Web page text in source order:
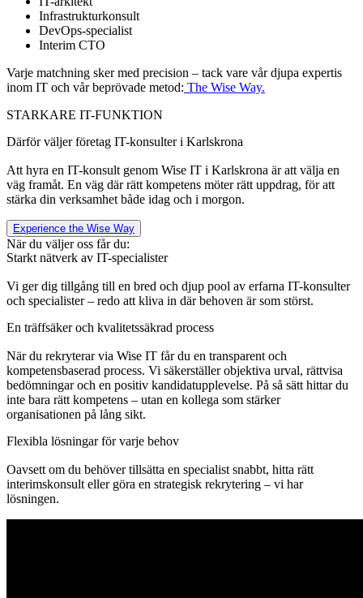
Infrastrukturkonsult
DevOps-specialist
Interim CTO
Varje matchning sker med precision – tack vare vår djupa expertis
inom IT och vår beprövade metod: The Wise Way.
STARKARE IT-FUNKTION
Därför väljer företag IT-konsulter i Karlskrona
Att hyra en IT-konsult genom Wise IT i Karlskrona är att välja en
väg framåt. En väg där rätt kompetens möter rätt uppdrag, för att
stärka din verksamhet både idag och i morgon.
Experience the Wise Way
När du väljer oss får du:
Starkt nätverk av IT-specialister
Vi ger dig tillgång till en bred och djup pool av erfarna IT-konsulter
och specialister – redo att kliva in där behoven är som störst.
En träffsäker och kvalitetssäkrad process
När du rekryterar via Wise IT får du en transparent och
kompetensbaserad process. Vi säkerställer objektiva urval, rättvisa
bedömningar och en positiv kandidatupplevelse. På så sätt hittar du
inte bara rätt kompetens – utan en kollega som stärker
organisationen på lång sikt.
Flexibla lösningar för varje behov
Oavsett om du behöver tillsätta en specialist snabbt, hitta rätt
interimskonsult eller göra en strategisk rekrytering – vi har
lösningen.